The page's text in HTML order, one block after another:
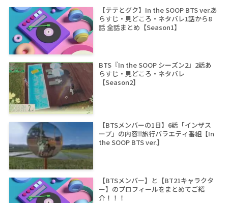
【テテとグク】In the SOOP BTS ver.あ
らすじ・見どころ・ネタバレ1話から8
話 全話まとめ【Season1】
BTS『In the SOOP シーズン2』2話あ
らすじ・見どころ・ネタバレ
【Season2】
【BTSメンバーの1日】6話「インザス
ープ」の内容‼旅行バラエティ番組【In
the SOOP BTS ver.】
【BTSメンバー】と【BT21キャラクタ
ー】のプロフィールをまとめてご紹
介！！！